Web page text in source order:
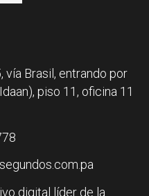
vía Brasil, entrando por
piso 11, oficina 11
digital líder de la